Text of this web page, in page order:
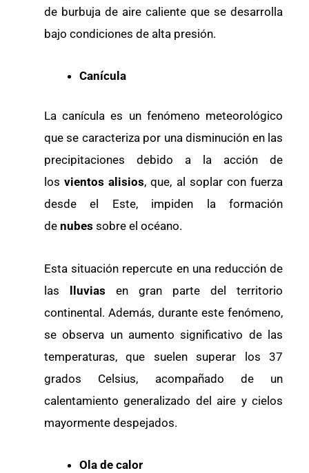
de burbuja de aire caliente que se desarrolla
bajo condiciones de alta presión.
Canícula
La canícula es un fenómeno meteorológico
que se caracteriza por una disminución en las
precipitaciones debido a la acción de
los vientos alisios, que, al soplar con fuerza
desde el Este, impiden la formación
de nubes sobre el océano.
Esta situación repercute en una reducción de
las lluvias en gran parte del territorio
continental. Además, durante este fenómeno,
se observa un aumento significativo de las
temperaturas, que suelen superar los 37
grados Celsius, acompañado de un
calentamiento generalizado del aire y cielos
mayormente despejados.
Ola de calor